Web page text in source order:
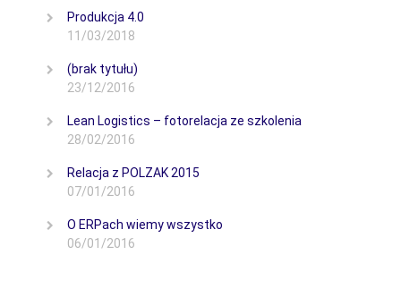
Produkcja 4.0
11/03/2018
(brak tytułu)
23/12/2016
Lean Logistics – fotorelacja ze szkolenia
28/02/2016
Relacja z POLZAK 2015
07/01/2016
O ERPach wiemy wszystko
06/01/2016